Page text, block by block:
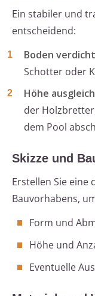
Ein stabiler und
entscheidend:
Boden
Schotter oder
Höhe
der
dem Pool
Skizze und
Erstellen Sie eine
Bauvorhabens,
Form und
Höhe und
Eventuelle